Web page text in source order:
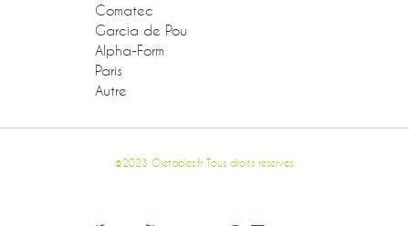
Comatec
Garcia de Pou
Alpha-Form
Paris
Autre
©2023 Ojetables.fr Tous droits réservés.